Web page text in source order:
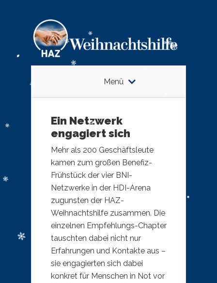
Menü
Ein Netzwerk
engagiert sich
Mehr als 200 Geschäftsleute
kamen zum großen Benefiz-
Frühstück der vier BNI-
Netzwerke in der HDI-Arena
zugunsten der HAZ-
Weihnachtshilfe zusammen. Die
einzelnen Empfehlungs-Chapter
tauschten dabei nicht nur
Erfahrungen und Kontakte aus –
sie engagierten sich dabei
konkret für Menschen in Not vor